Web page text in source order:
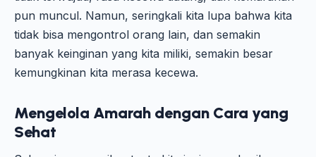
pun muncul. Namun, seringkali kita lupa bahwa kita
tidak bisa mengontrol orang lain, dan semakin
banyak keinginan yang kita miliki, semakin besar
kemungkinan kita merasa kecewa.
Mengelola Amarah dengan Cara yang
Sehat